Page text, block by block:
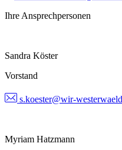
Ihre Ansprechpersonen
Sandra Köster
Vorstand
s.koester@wir-
Myriam Hatzmann